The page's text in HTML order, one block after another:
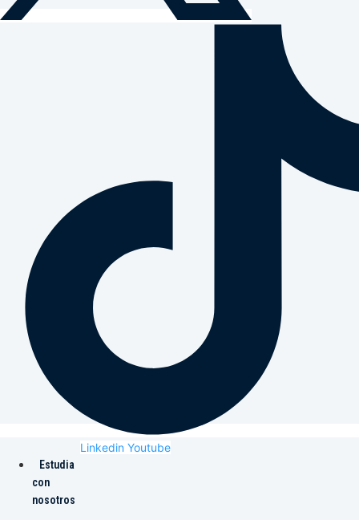
Linkedin Youtube
Estudia
con
nosotros